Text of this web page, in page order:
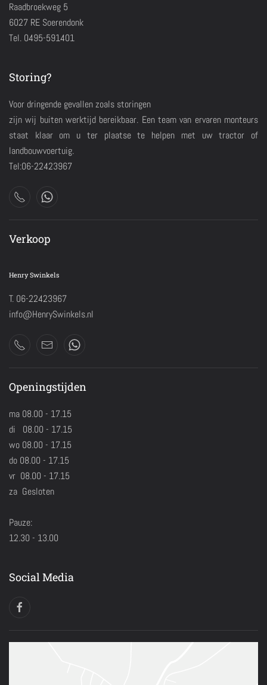
Raadbroekweg 5
6027 RE Soerendonk
Tel. 0495-591401
Storing?
Voor dringende gevallen zoals storingen
zijn wij buiten werktijd bereikbaar. Een team van ervaren monteurs
staat klaar om u ter plaatse te helpen met uw tractor of
landbouwvoertuig.
Tel:06-22423967
Verkoop
Henry Swinkels
T. 06-22423967
info@HenrySwinkels.nl
Openingstijden
ma 08.00 - 17.15
di 08.00 - 17.15
wo 08.00 - 17.15
do 08.00 - 17.15
vr 08.00 - 17.15
za Gesloten
Pauze:
12.30 - 13.00
Social Media